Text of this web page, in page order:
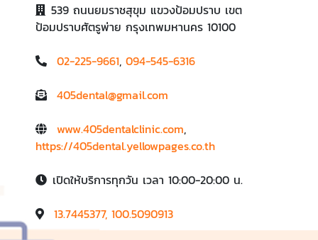
539 ถนนยมราชสุขุม แขวงป้อมปราบ เขต
ป้อมปราบศัตรูพ่าย กรุงเทพมหานคร 10100
02-225-9661, 094-545-6316
405dental@gmail.com
www.405dentalclinic.com,
https://405dental.yellowpages.co.th
เปิดให้บริการทุกวัน เวลา 10:00-20:00 น.
13.7445377, 100.5090913